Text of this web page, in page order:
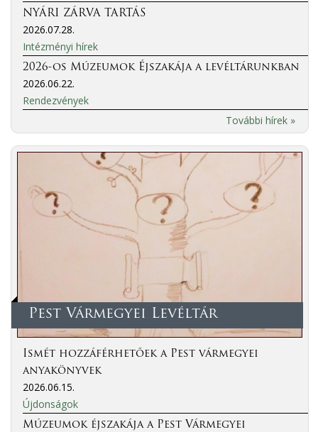
NYÁRI ZÁRVA TARTÁS
2026.07.28.
Intézményi hírek
2026-os Múzeumok Éjszakája a levéltárunkban
2026.06.22.
Rendezvények
További hírek »
Pest Vármegyei Levéltár
Ismét hozzáférhetőek a Pest vármegyei
anyakönyvek
2026.06.15.
Újdonságok
Múzeumok éjszakája a Pest Vármegyei